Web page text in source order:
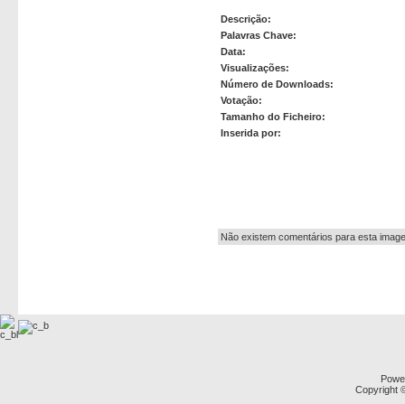
Descrição:
Palavras Chave:
Data:
Visualizações:
Número de Downloads:
Votação:
Tamanho do Ficheiro:
Inserida por:
Não existem comentários para esta
Copyright